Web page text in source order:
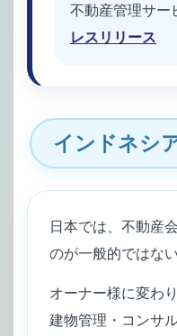
不動産管理サ
レスリリース
インドネシ
日本では、不動産
のが一般的ではな
オーナー様に変わ
建物管理・コンサ